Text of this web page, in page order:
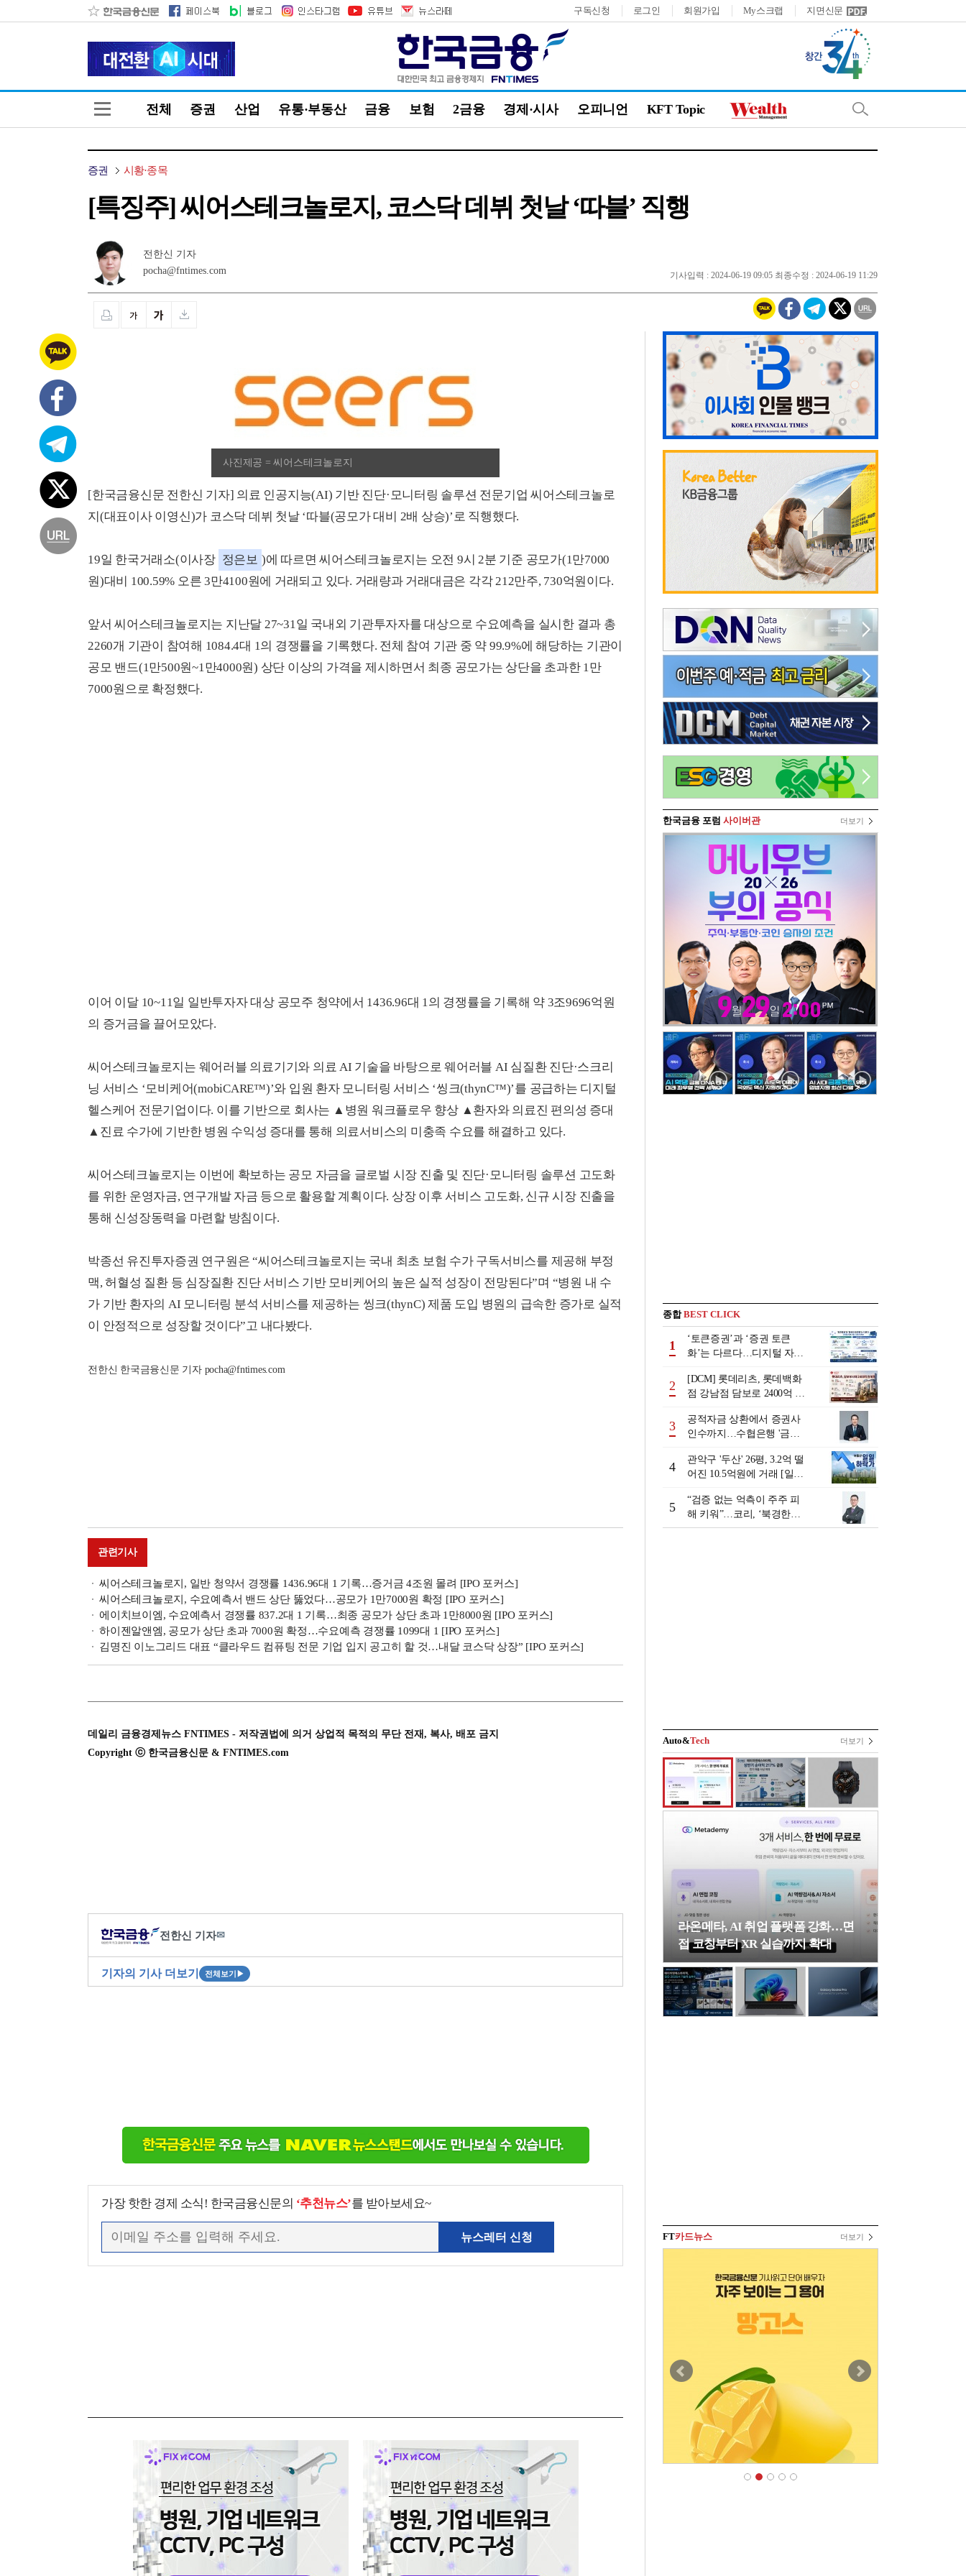
구독신청 로그인 회원가입 My스크랩 지면신문
전체 증권 산업 유통·부동산 금융 보험 2금융 경제·시사 오피니언 KFT Topic
증권 시황·종목
[특징주] 씨어스테크놀로지, 코스닥 데뷔 첫날 ‘따블’ 직행
전한신 기자
pocha@fntimes.com
기사입력 : 2024-06-19 09:05 최종수정 : 2024-06-19 11:29
사진제공 = 씨어스테크놀로지
[한국금융신문 전한신 기자] 의료 인공지능(AI) 기반 진단·모니터링 솔루션 전문기업 씨어스테크놀로
지(대표이사 이영신)가 코스닥 데뷔 첫날 ‘따블(공모가 대비 2배 상승)’로 직행했다.
19일 한국거래소(이사장 정은보 )에 따르면 씨어스테크놀로지는 오전 9시 2분 기준 공모가(1만7000
원)대비 100.59% 오른 3만4100원에 거래되고 있다. 거래량과 거래대금은 각각 212만주, 730억원이다.
앞서 씨어스테크놀로지는 지난달 27~31일 국내외 기관투자자를 대상으로 수요예측을 실시한 결과 총
2260개 기관이 참여해 1084.4대 1의 경쟁률을 기록했다. 전체 참여 기관 중 약 99.9%에 해당하는 기관이
공모 밴드(1만500원~1만4000원) 상단 이상의 가격을 제시하면서 최종 공모가는 상단을 초과한 1만
7000원으로 확정했다.
이어 이달 10~11일 일반투자자 대상 공모주 청약에서 1436.96대 1의 경쟁률을 기록해 약 3조9696억원
의 증거금을 끌어모았다.
씨어스테크놀로지는 웨어러블 의료기기와 의료 AI 기술을 바탕으로 웨어러블 AI 심질환 진단·스크리
닝 서비스 ‘모비케어(mobiCARE™)’와 입원 환자 모니터링 서비스 ‘씽크(thynC™)’를 공급하는 디지털
헬스케어 전문기업이다. 이를 기반으로 회사는 ▲병원 워크플로우 향상 ▲환자와 의료진 편의성 증대
▲진료 수가에 기반한 병원 수익성 증대를 통해 의료서비스의 미충족 수요를 해결하고 있다.
씨어스테크놀로지는 이번에 확보하는 공모 자금을 글로벌 시장 진출 및 진단·모니터링 솔루션 고도화
를 위한 운영자금, 연구개발 자금 등으로 활용할 계획이다. 상장 이후 서비스 고도화, 신규 시장 진출을
통해 신성장동력을 마련할 방침이다.
박종선 유진투자증권 연구원은 “씨어스테크놀로지는 국내 최초 보험 수가 구독서비스를 제공해 부정
맥, 허혈성 질환 등 심장질환 진단 서비스 기반 모비케어의 높은 실적 성장이 전망된다”며 “병원 내 수
가 기반 환자의 AI 모니터링 분석 서비스를 제공하는 씽크(thynC) 제품 도입 병원의 급속한 증가로 실적
이 안정적으로 성장할 것이다”고 내다봤다.
전한신 한국금융신문 기자 pocha@fntimes.com
관련기사
씨어스테크놀로지, 일반 청약서 경쟁률 1436.96대 1 기록…증거금 4조원 몰려 [IPO 포커스]
씨어스테크놀로지, 수요예측서 밴드 상단 뚫었다…공모가 1만7000원 확정 [IPO 포커스]
에이치브이엠, 수요예측서 경쟁률 837.2대 1 기록…최종 공모가 상단 초과 1만8000원 [IPO 포커스]
하이젠알앤엠, 공모가 상단 초과 7000원 확정…수요예측 경쟁률 1099대 1 [IPO 포커스]
김명진 이노그리드 대표 “클라우드 컴퓨팅 전문 기업 입지 공고히 할 것…내달 코스닥 상장” [IPO 포커스]
데일리 금융경제뉴스 FNTIMES - 저작권법에 의거 상업적 목적의 무단 전재, 복사, 배포 금지
Copyright ⓒ 한국금융신문 & FNTIMES.com
전한신 기자✉
기자의 기사 더보기 전체보기 ▶
가장 핫한 경제 소식! 한국금융신문의 ‘추천뉴스’를 받아보세요~
뉴스레터 신청
한국금융 포럼 사이버관 더보기
종합BEST CLICK
1
‘토큰증권’과 ‘증권 토큰
화’는 다르다…디지털 자본
2
[DCM] 롯데리츠, 롯데백화
점 강남점 담보로 2400억 조
3
공적자금 상환에서 증권사
인수까지…수협은행 '금융
행 금융그룹의 꿈①]
4
관악구 '두산' 26평, 3.2억 떨
어진 10.5억원에 거래 [일일
5
“검증 없는 억측이 주주 피
해 키워”…코리, ‘북경한미
미수채권 논란’ 정면 반박
Auto&Tech 더보기
라온메타, AI 취업 플랫폼 강화…면
접 코칭부터 XR 실습까지 확대
FT카드뉴스 더보기